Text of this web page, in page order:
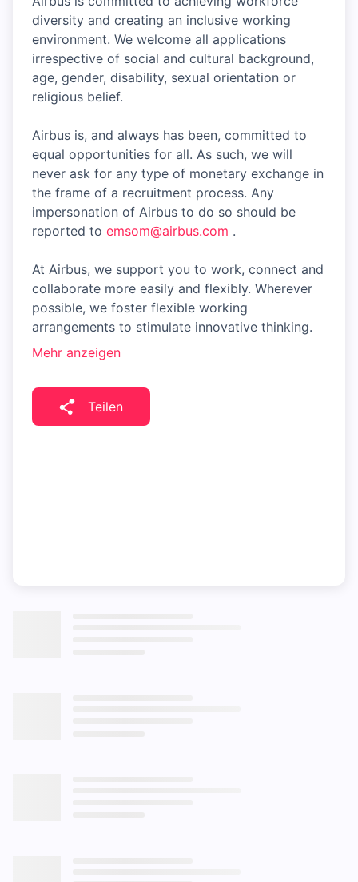
diversity and creating an inclusive working
environment. We welcome all applications
irrespective of social and cultural background,
age, gender, disability, sexual orientation or
religious belief.
Airbus is, and always has been, committed to
equal opportunities for all. As such, we will
never ask for any type of monetary exchange in
the frame of a recruitment process. Any
impersonation of Airbus to do so should be
reported to emsom@airbus.com .
At Airbus, we support you to work, connect and
collaborate more easily and flexibly. Wherever
possible, we foster flexible working
arrangements to stimulate innovative thinking.
Mehr anzeigen
Teilen